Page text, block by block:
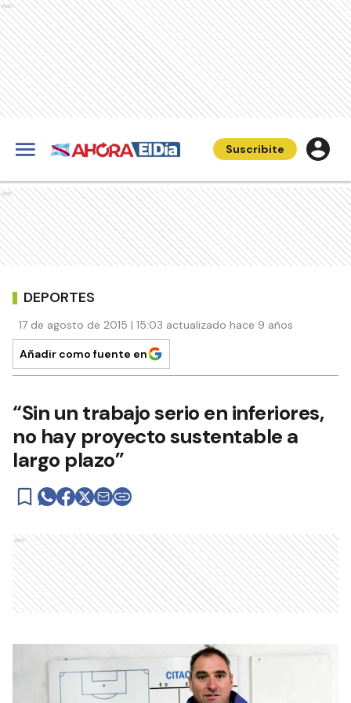
Ads
Suscribite
Ads
DEPORTES
17 de agosto de 2015 | 15:03 actualizado hace 9 años
Añadir como fuente en
“Sin un trabajo serio en inferiores,
no hay proyecto sustentable a
largo plazo”
Ads